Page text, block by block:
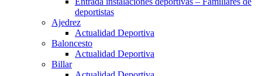
deportistas
Ajedrez
Actualidad Deportiva
Baloncesto
Actualidad Deportiva
Billar